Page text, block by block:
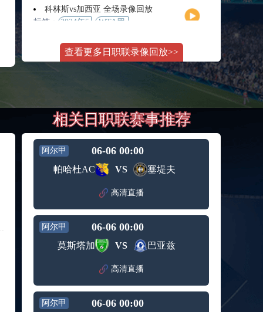
女单第2
轮
科林斯vs加西亚 全场录像回放
标签：
2024年5
WTA罗
赛女单
第3轮
斯维托丽娜vs萨巴伦卡 全场录像回放
2024年5
月14日
WTA罗
马公开
纳波利塔诺vs贾里 全场录像回放
男单第3
轮
标签： 2024年5
月11日
WTA1000
罗马大
师赛第3
轮
WTT沙特大满贯女单半决赛 陈梦vs早田希娜 全场录像回放
标签： 2024年5
月11日
WTT沙
贯女单
蒙泰罗vs凯茨曼诺维奇 全场录像回放
大师赛
轮
纳尔迪vs鲁内 全场录像回放
标签： 2024年5
月12日
ATP罗马
大师赛
男单第2
轮
萨卡里vs加里宁娜 全场录像回放
标签： 2024年5
WTA罗
马大师
赛女单
第3轮
吉隆vs卢布列夫 全场录像回放
月12日
ATP罗马
大师赛
轮
兹维列夫vs达德尔里 全场录像回放
标签： 2024年5
ATP罗马
查看更多日职联录像回放>>
相关日职联赛事推荐
阿尔甲 06-06 00:00
帕哈杜AC VS 塞堤夫
高清直播
阿尔甲 06-06 00:00
莫斯塔加 VS 巴亚兹
高清直播
阿尔甲 06-06 00:00